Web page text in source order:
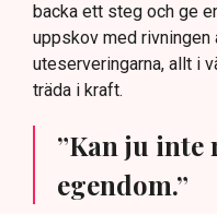
backa ett steg och ge
uppskov med
uteserveringarna, allt i
träda i kraft.
”Kan ju inte
egendom.”